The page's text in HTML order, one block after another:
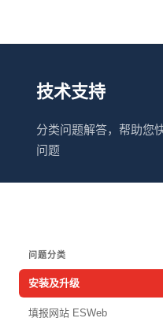
技术支持
分类问题解答，帮助您
问题
问题分类
安装及升级
填报网站 ESWeb